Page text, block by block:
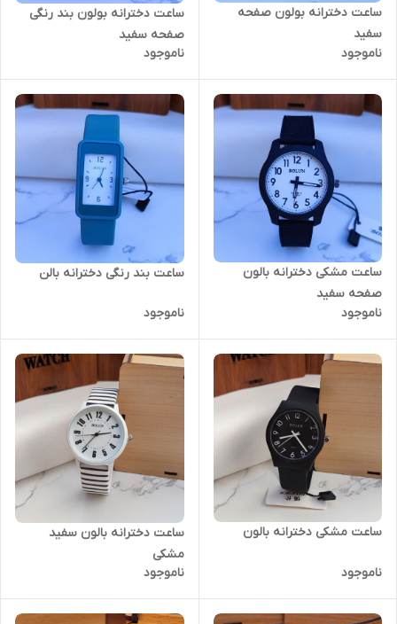
ساعت دخترانه بولون صفحه
سفید
ناموجود
ساعت دخترانه بولون بند رنگی
صفحه سفید
ناموجود
ساعت مشکی دخترانه بالون
صفحه سفید
ناموجود
ساعت بند رنگی دخترانه بالن
ناموجود
ساعت مشکی دخترانه بالون
ناموجود
ساعت دخترانه بالون سفید
مشکی
ناموجود